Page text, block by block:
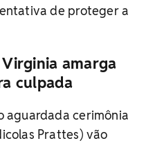
de proteger a
amarga
culpada
aguardada cerimônia
Prattes) vão